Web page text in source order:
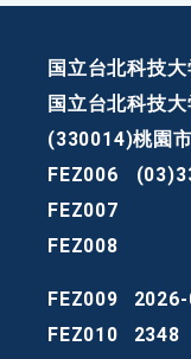
国立台北科技
国立台北科技
(330014)桃園
FEZ006
FEZ007
FEZ008
FEZ009
FEZ010
2348